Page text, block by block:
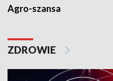
Agro-szansa
ZDROWIE